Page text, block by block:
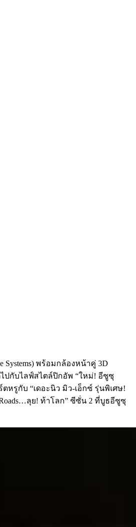
พร้อมกล้องหน้าคู่ 3D
ไปกับไลฟ์สไตล์ปิกอัพ “ใหม่! อีซูซุ
หรูกับ “เดอะนิว มิว-เอ็กซ์ รุ่นพิเศษ!
Roads…ลุย! ท้าโลก” ซีซั่น 2 ที่บูธอีซูซุ